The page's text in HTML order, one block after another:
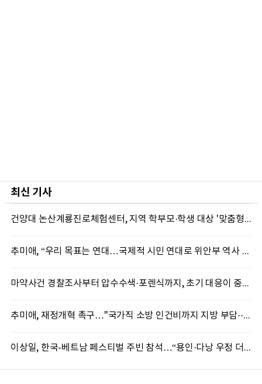
최신 기사
건양대 논산계룡진로체험센터, 지역 학부모·학생 대상 '맞춤형 직업 체험' 성료
추미애, “우리 목표는 연대…국제적 시민 연대로 위안부 역사 계속 알려야”
마약사건 경찰조사부터 압수수색·포렌식까지, 초기 대응이 중요한 이유
추미애, 재정개혁 촉구…"국가직 소방 인건비까지 지방 부담···이대로는 못 버틴다"
이상일, 한국-베트남 페스티벌 주빈 참석…“용인·다낭 우정 더 깊어질 것”